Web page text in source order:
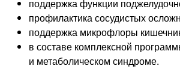
поддержка функции
профилактика сосудистых
поддержка микрофлоры
в составе комплексной
и метаболическом синдроме.